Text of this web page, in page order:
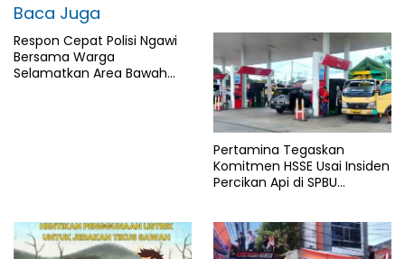
Baca Juga
Respon Cepat Polisi Ngawi
Bersama Warga
Selamatkan Area Bawah
Pertamina Tegaskan
Komitmen HSSE Usai Insiden
Percikan Api di SPBU